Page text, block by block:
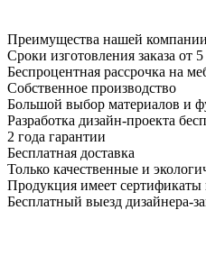
Преимущества нашей компании
Сроки изготовления заказа от
Беспроцентная рассрочка на
Собственное производство
Большой выбор материалов и
Разработка дизайн-проекта
2 года гарантии
Бесплатная доставка
Только качественные и
Продукция имеет сертификаты
Бесплатный выезд дизайнера-